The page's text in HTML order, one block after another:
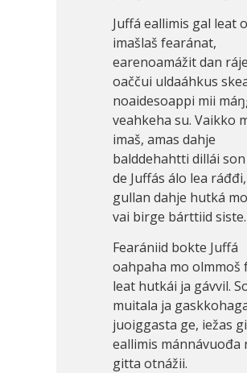
Juffá eallimis gal leat
imašlaš fearánat,
earenoamážit dan
oaččui uldaáhkus
noaidesoappi mii
veahkeha su. Vaikko
imaš, amas dahje
balddehahtti dillái son
de Juffás álo lea
gullan dahje hutká
vai birge bárttiid siste.
Fearániid bokte Juffá
oahpaha mo olmmoš
leat hutkái ja gávvil.
muitala ja
juoiggasta ge, iežas
eallimis mánnávuođa
gitta otnážii.